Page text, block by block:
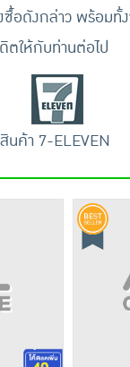
ซื้อดังกล่าว พร้อมทั้
ตให้กับท่านต่อไป
สินค้า 7-ELEVEN